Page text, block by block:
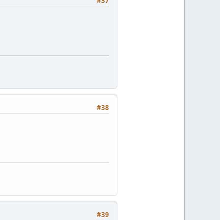
#38
#39